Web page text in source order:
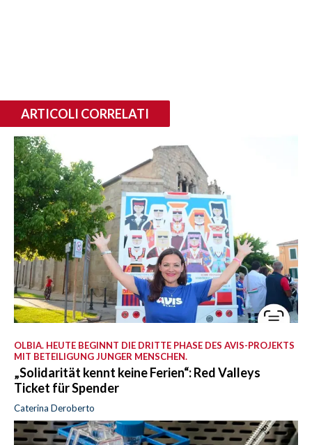
ARTICOLI CORRELATI
OLBIA. HEUTE BEGINNT DIE DRITTE PHASE DES AVIS-PROJEKTS
MIT BETEILIGUNG JUNGER MENSCHEN.
„Solidarität kennt keine Ferien“: Red Valleys
Ticket für Spender
Caterina Deroberto